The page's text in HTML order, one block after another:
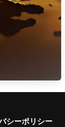
シーポリシー